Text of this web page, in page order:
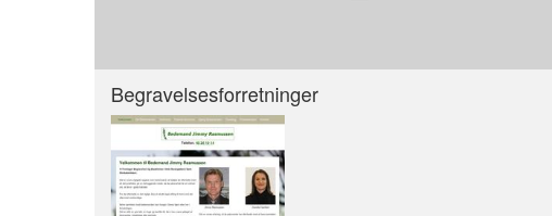
Begravelsesforretninger